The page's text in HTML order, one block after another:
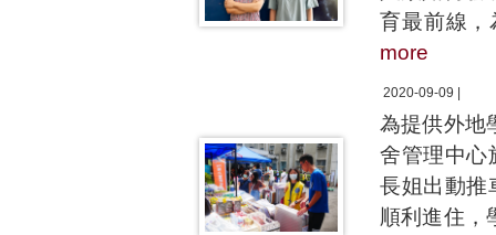
育最前線，
more
2020-09-09 |
為提供外地
舍管理中心
長姐出動推
順利進住，